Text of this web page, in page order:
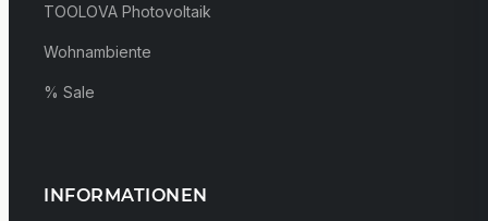
TOOLOVA Photovoltaik
Wohnambiente
% Sale
INFORMATIONEN